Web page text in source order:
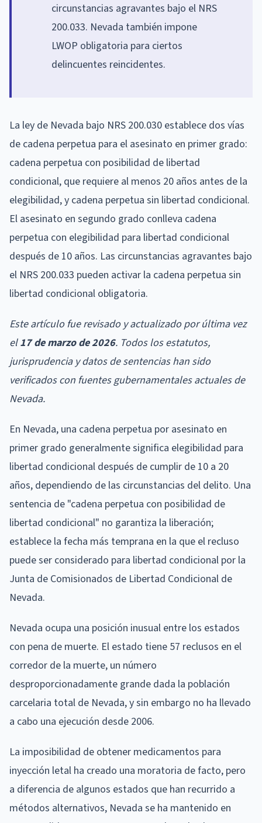
circunstancias agravantes bajo el NRS
200.033. Nevada también impone
LWOP obligatoria para ciertos
delincuentes reincidentes.
La ley de Nevada bajo NRS 200.030 establece dos vías
de cadena perpetua para el asesinato en primer grado:
cadena perpetua con posibilidad de libertad
condicional, que requiere al menos 20 años antes de la
elegibilidad, y cadena perpetua sin libertad condicional.
El asesinato en segundo grado conlleva cadena
perpetua con elegibilidad para libertad condicional
después de 10 años. Las circunstancias agravantes bajo
el NRS 200.033 pueden activar la cadena perpetua sin
libertad condicional obligatoria.
Este artículo fue revisado y actualizado por última vez
el17 de marzo de 2026. Todos los estatutos,
jurisprudencia y datos de sentencias han sido
verificados con fuentes gubernamentales actuales de
Nevada.
En Nevada, una cadena perpetua por asesinato en
primer grado generalmente significa elegibilidad para
libertad condicional después de cumplir de 10 a 20
años, dependiendo de las circunstancias del delito. Una
sentencia de "cadena perpetua con posibilidad de
libertad condicional" no garantiza la liberación;
establece la fecha más temprana en la que el recluso
puede ser considerado para libertad condicional por la
Junta de Comisionados de Libertad Condicional de
Nevada.
Nevada ocupa una posición inusual entre los estados
con pena de muerte. El estado tiene 57 reclusos en el
corredor de la muerte, un número
desproporcionadamente grande dada la población
carcelaria total de Nevada, y sin embargo no ha llevado
a cabo una ejecución desde 2006.
La imposibilidad de obtener medicamentos para
inyección letal ha creado una moratoria de facto, pero
a diferencia de algunos estados que han recurrido a
métodos alternativos, Nevada se ha mantenido en